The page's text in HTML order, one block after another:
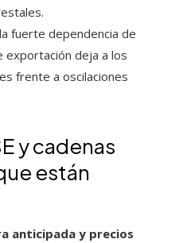
la fuerte dependencia de
exportación deja a los
frente a oscilaciones
y cadenas
están
anticipada y precios